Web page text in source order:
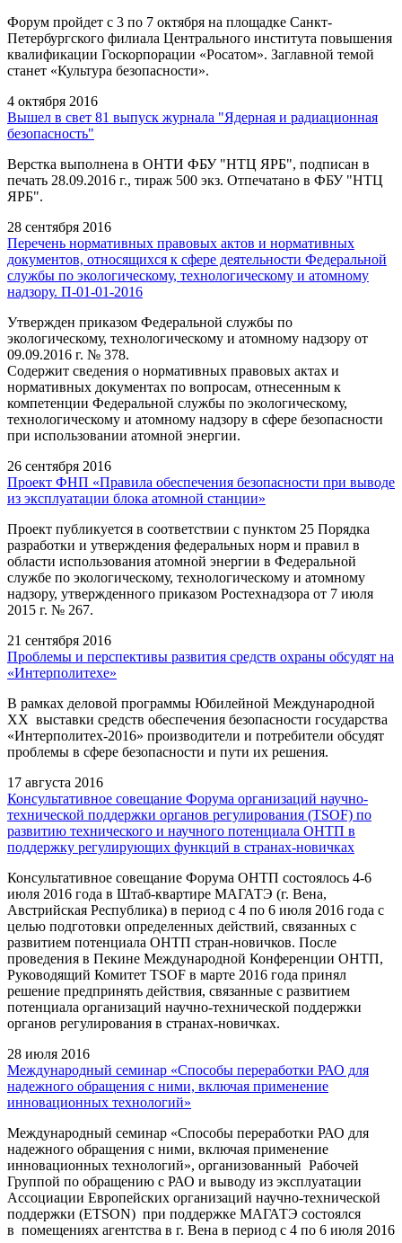
Форум пройдет с 3 по 7 октября на площадке Санкт-
Петербургского филиала Центрального института повышения
квалификации Госкорпорации «Росатом». Заглавной темой
станет «Культура безопасности».
4 октября 2016
Вышел в свет 81 выпуск журнала "Ядерная и радиационная
безопасность"
Верстка выполнена в ОНТИ ФБУ "НТЦ ЯРБ", подписан в
печать 28.09.2016 г., тираж 500 экз. Отпечатано в ФБУ "НТЦ
ЯРБ".
28 сентября 2016
Перечень нормативных правовых актов и нормативных
документов, относящихся к сфере деятельности Федеральной
службы по экологическому, технологическому и атомному
надзору. П-01-01-2016
Утвержден приказом Федеральной службы по
экологическому, технологическому и атомному надзору от
09.09.2016 г. № 378.
Содержит сведения о нормативных правовых актах и
нормативных документах по вопросам, отнесенным к
компетенции Федеральной службы по экологическому,
технологическому и атомному надзору в сфере безопасности
при использовании атомной энергии.
26 сентября 2016
Проект ФНП «Правила обеспечения безопасности при выводе
из эксплуатации блока атомной станции»
Проект публикуется в соответствии с пунктом 25 Порядка
разработки и утверждения федеральных норм и правил в
области использования атомной энергии в Федеральной
службе по экологическому, технологическому и атомному
надзору, утвержденного приказом Ростехнадзора от 7 июля
2015 г. № 267.
21 сентября 2016
Проблемы и перспективы развития средств охраны обсудят на
«Интерполитехе»
В рамках деловой программы Юбилейной Международной
XX выставки средств обеспечения безопасности государства
«Интерполитех-2016» производители и потребители обсудят
проблемы в сфере безопасности и пути их решения.
17 августа 2016
Консультативное совещание Форума организаций научно-
технической поддержки органов регулирования (TSOF) по
развитию технического и научного потенциала ОНТП в
поддержку регулирующих функций в странах-новичках
Консультативное совещание Форума ОНТП состоялось 4-6
июля 2016 года в Штаб-квартире МАГАТЭ (г. Вена,
Австрийская Республика) в период с 4 по 6 июля 2016 года с
целью подготовки определенных действий, связанных с
развитием потенциала ОНТП стран-новичков. После
проведения в Пекине Международной Конференции ОНТП,
Руководящий Комитет TSOF в марте 2016 года принял
решение предпринять действия, связанные с развитием
потенциала организаций научно-технической поддержки
органов регулирования в странах-новичках.
28 июля 2016
Международный семинар «Способы переработки РАО для
надежного обращения с ними, включая применение
инновационных технологий»
Международный семинар «Способы переработки РАО для
надежного обращения с ними, включая применение
инновационных технологий», организованный Рабочей
Группой по обращению с РАО и выводу из эксплуатации
Ассоциации Европейских организаций научно-технической
поддержки (ETSON) при поддержке МАГАТЭ состоялся
в помещениях агентства в г. Вена в период с 4 по 6 июля 2016